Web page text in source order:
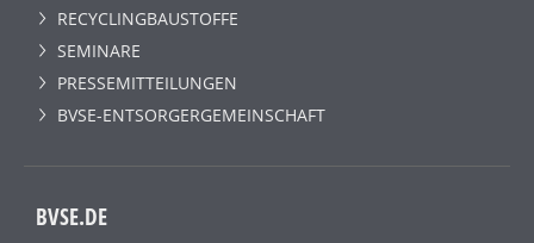
RECYCLINGBAUSTOFFE
SEMINARE
PRESSEMITTEILUNGEN
BVSE-ENTSORGERGEMEINSCHAFT
BVSE.DE